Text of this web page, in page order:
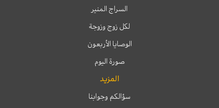
السراج المنير
لكل زوج وزوجة
الوصايا الأربعون
صورة اليوم
المزيد
سؤالكم وجوابنا